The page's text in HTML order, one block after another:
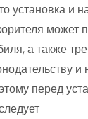
установка и
может
а также
перед